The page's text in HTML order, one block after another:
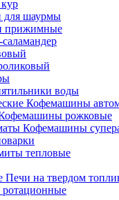
для шаурмы
прижимные
воды
Кофемашины
рожковые
Кофемашины
тепловые
Печи на твердом